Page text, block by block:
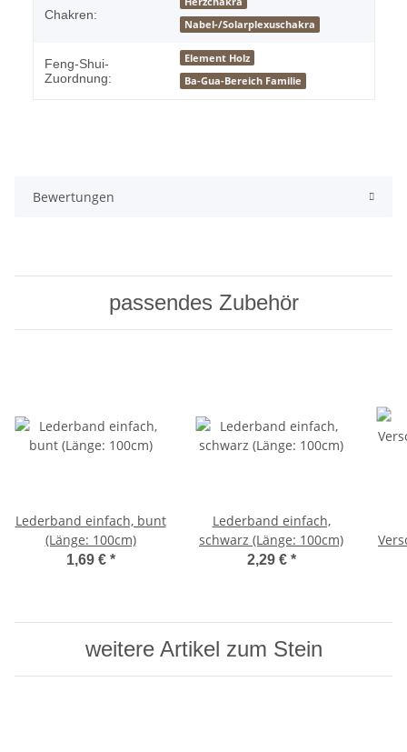
Chakren:
Nabel-/Solarplexuschakra
Feng-Shui-
Zuordnung:
Element Holz
Ba-Gua-Bereich Familie
Bewertungen
passendes Zubehör
Lederband einfach, bunt
(Länge: 100cm)
1,69 € *
Lederband einfach,
schwarz (Länge: 100cm)
2,29 € *
weitere Artikel zum Stein